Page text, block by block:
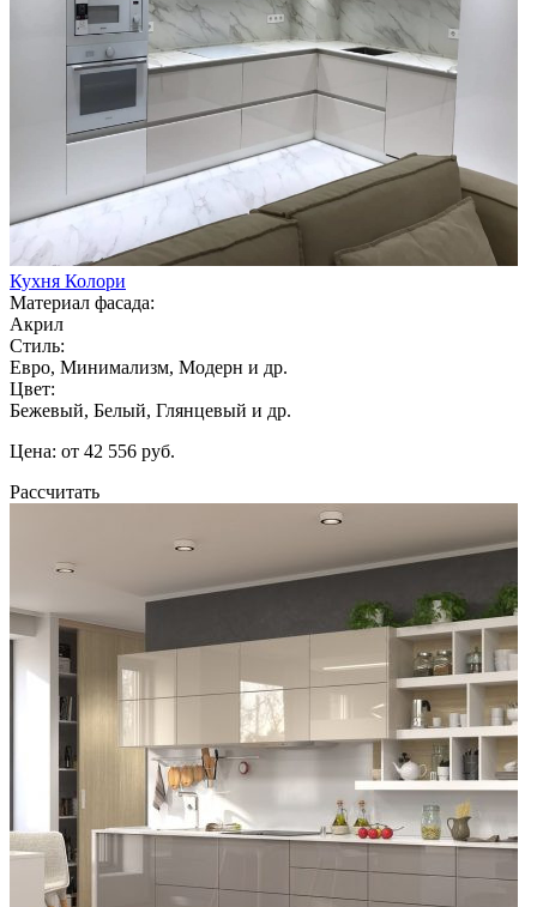
Кухня Колори
Материал фасада:
Акрил
Стиль:
Евро, Минимализм, Модерн и др.
Цвет:
Бежевый, Белый, Глянцевый и др.
Цена: от 42 556 руб.
Рассчитать